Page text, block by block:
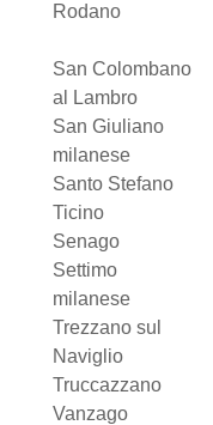
Rodano
San Colombano
al Lambro
San Giuliano
milanese
Santo Stefano
Ticino
Senago
Settimo
milanese
Trezzano sul
Naviglio
Truccazzano
Vanzago